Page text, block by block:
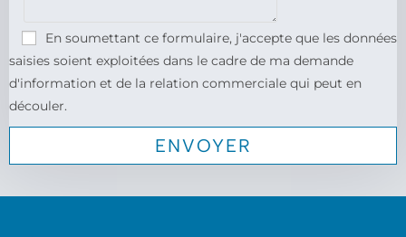
En soumettant ce formulaire, j'accepte que les données
saisies soient exploitées dans le cadre de ma demande
d'information et de la relation commerciale qui peut en
découler.